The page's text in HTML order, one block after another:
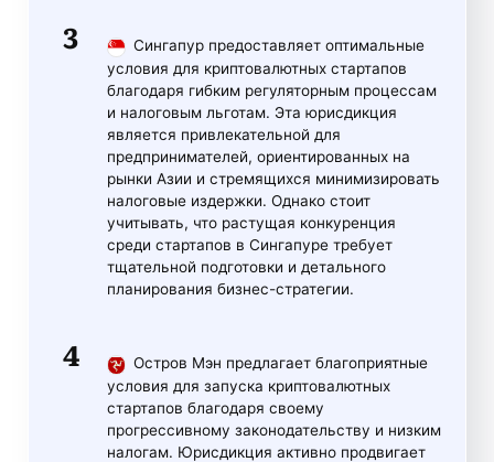
Сингапур предоставляет оптимальные
условия для криптовалютных стартапов
благодаря гибким регуляторным процессам
и налоговым льготам. Эта юрисдикция
является привлекательной для
предпринимателей, ориентированных на
рынки Азии и стремящихся минимизировать
налоговые издержки. Однако стоит
учитывать, что растущая конкуренция
среди стартапов в Сингапуре требует
тщательной подготовки и детального
планирования бизнес-стратегии.
Остров Мэн предлагает благоприятные
условия для запуска криптовалютных
стартапов благодаря своему
прогрессивному законодательству и низким
налогам. Юрисдикция активно продвигает